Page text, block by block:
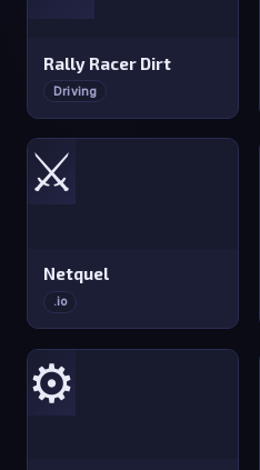
Rally Racer Dirt
Driving
⚔️
Netquel
.io
⚙️